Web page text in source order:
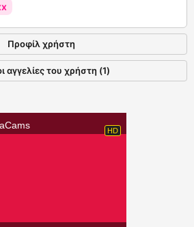
Προφίλ χρήστη
αγγελίες του χρήστη (1)